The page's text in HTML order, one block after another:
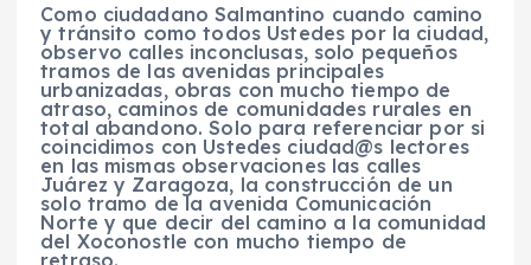
Como ciudadano Salmantino cuando camino
y tránsito como todos Ustedes por la ciudad,
observo calles inconclusas, solo pequeños
tramos de las avenidas principales
urbanizadas, obras con mucho tiempo de
atraso, caminos de comunidades rurales en
total abandono. Solo para referenciar por si
coincidimos con Ustedes ciudad@s lectores
en las mismas observaciones las calles
Juárez y Zaragoza, la construcción de un
solo tramo de la avenida Comunicación
Norte y que decir del camino a la comunidad
del Xoconostle con mucho tiempo de
retraso.